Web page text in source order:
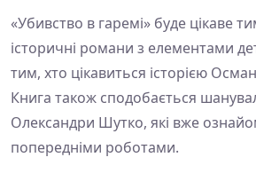
«Убивство в гаремі» буде цікаве
історичні романи з елементами
тим, хто цікавиться історією
Книга також сподобається
Олександри Шутко, які вже
попередніми роботами.